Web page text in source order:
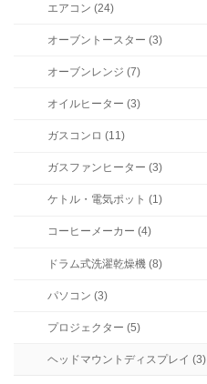
エアコン (24)
オーブントースター (3)
オーブンレンジ (7)
オイルヒーター (3)
ガスコンロ (11)
ガスファンヒーター (3)
ケトル・電気ポット (1)
コーヒーメーカー (4)
ドラム式洗濯乾燥機 (8)
パソコン (3)
プロジェクター (5)
ヘッドマウントディスプレイ (3)